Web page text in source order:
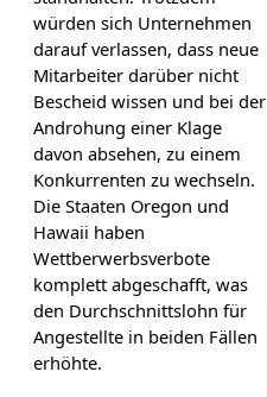
würden sich Unternehmen
darauf verlassen, dass neue
Mitarbeiter darüber nicht
Bescheid wissen und bei der
Androhung einer Klage
davon absehen, zu einem
Konkurrenten zu wechseln.
Die Staaten Oregon und
Hawaii haben
Wettberwerbsverbote
komplett abgeschafft, was
den Durchschnittslohn für
Angestellte in beiden Fällen
erhöhte.